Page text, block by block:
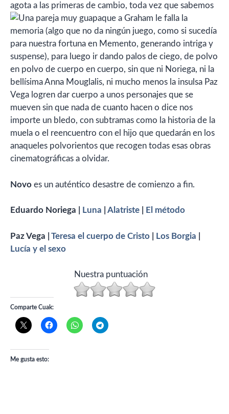
agota a las primeras de cambio, toda vez que sabemos
que a Graham le falla la
memoria (algo que no da ningún juego, como si sucedía
para nuestra fortuna en Memento, generando intriga y
suspense), para luego ir dando palos de ciego, de polvo
en polvo de cuerpo en cuerpo, sin que ni Noriega, ni la
bellísima Anna Mouglalis, ni mucho menos la insulsa Paz
Vega logren dar cuerpo a unos personajes que se
mueven sin que nada de cuanto hacen o dice nos
importe un bledo, con subtramas como la historia de la
muela o el reencuentro con el hijo que quedarán en los
anaqueles polvorientos que recogen todas esas obras
cinematográficas a olvidar.
Novo es un auténtico desastre de comienzo a fin.
Eduardo Noriega | Luna Alatriste El método
Paz Vega | Teresa el cuerpo de Cristo Los Borgia
Lucía y el sexo
Nuestra puntuación
Comparte Cuak:
Me gusta esto: